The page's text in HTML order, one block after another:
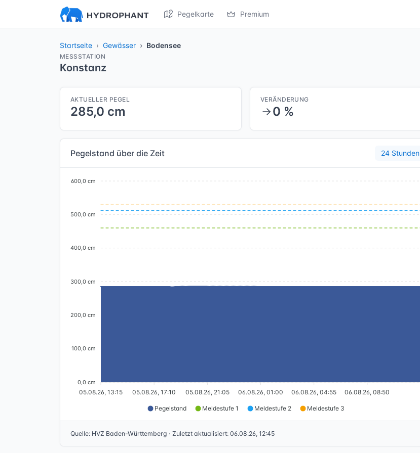
Pegelkarte Premium
Startseite Gewässer Bodensee
MESSSTATION
Konstanz
AKTUELLER PEGEL
285,0 cm
VERÄNDERUNG
0 %
Pegelstand über die Zeit 24 Stunden
600,0 cm
500,0 cm
400,0 cm
300,0 cm
200,0 cm
100,0 cm
0,0 cm
05.08.26, 13:15 05.08.26, 17:10 05.08.26, 21:05 06.08.26, 01:00 06.08.26, 04:55 06.08.26, 08:50
Pegelstand Meldestufe 1 Meldestufe 2 Meldestufe 3
Quelle: HVZ Baden-Württemberg · Zuletzt aktualisiert: 06.08.26, 12:45